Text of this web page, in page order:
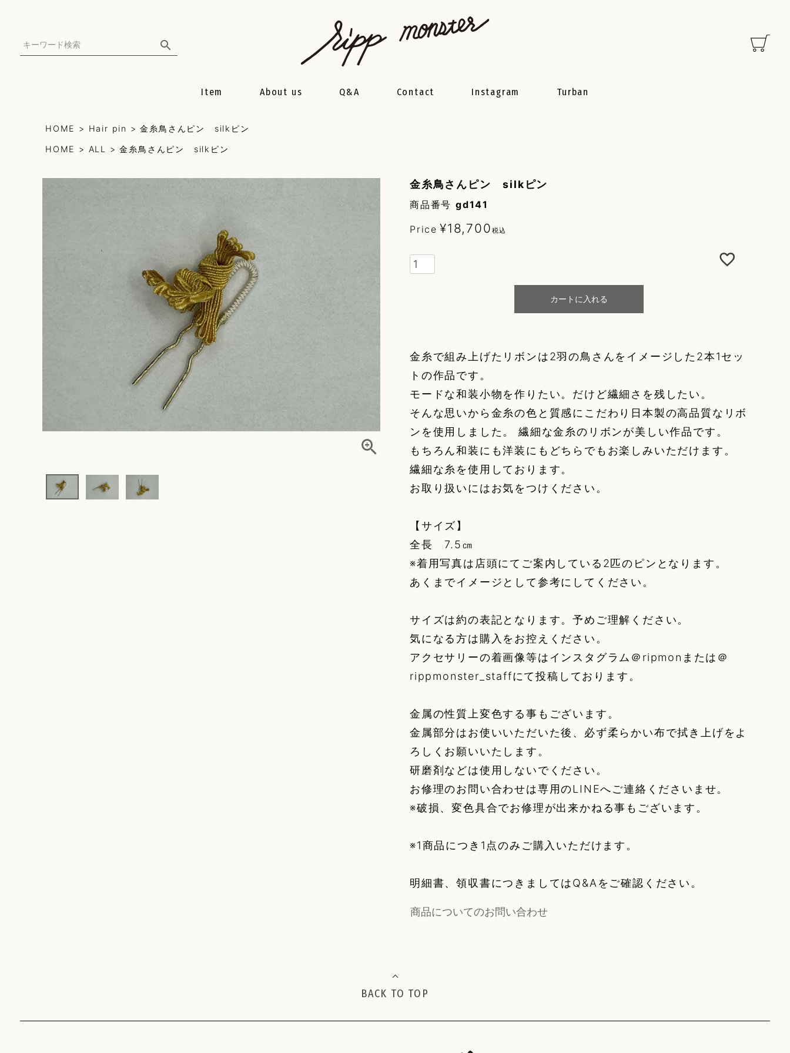
Item
earring
mulch can
original bag
hair accessory
About us Q&A Contact Instagram Turban
HOME Hair pin 金糸鳥さんピン silkピン
HOME ALL 金糸鳥さんピン silkピン
金糸鳥さんピン silkピン
商品番号 gd141
Price ¥18,700 税込
カートに入れる
金糸で組み上げたリボンは2羽の鳥さんをイメージした2本1セッ
トの作品です。
モードな和装小物を作りたい。だけど繊細さを残したい。
そんな思いから金糸の色と質感にこだわり日本製の高品質なリボ
ンを使用しました。 繊細な金糸のリボンが美しい作品です。
もちろん和装にも洋装にもどちらでもお楽しみいただけます。
繊細な糸を使用しております。
お取り扱いにはお気をつけください。
【サイズ】
全長 7.5㎝
※着用写真は店頭にてご案内している2匹のピンとなります。
あくまでイメージとして参考にしてください。
サイズは約の表記となります。予めご理解ください。
気になる方は購入をお控えください。
アクセサリーの着画像等はインスタグラム＠ripmonまたは＠
rippmonster_staffにて投稿しております。
金属の性質上変色する事もございます。
金属部分はお使いいただいた後、必ず柔らかい布で拭き上げをよ
ろしくお願いいたします。
研磨剤などは使用しないでください。
お修理のお問い合わせは専用のLINEへご連絡くださいませ。
※破損、変色具合でお修理が出来かねる事もございます。
※1商品につき1点のみご購入いただけます。
明細書、領収書につきましてはQ&Aをご確認ください。
商品についてのお問い合わせ
BACK TO TOP